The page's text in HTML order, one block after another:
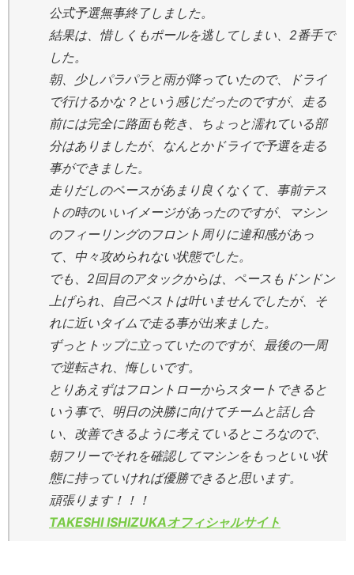
公式予選無事終了しました。
結果は、惜しくもポールを逃してしまい、2番手で
した。
朝、少しパラパラと雨が降っていたので、ドライ
で行けるかな？という感じだったのですが、走る
前には完全に路面も乾き、ちょっと濡れている部
分はありましたが、なんとかドライで予選を走る
事ができました。
走りだしのペースがあまり良くなくて、事前テス
トの時のいいイメージがあったのですが、マシン
のフィーリングのフロント周りに違和感があっ
て、中々攻められない状態でした。
でも、2回目のアタックからは、ペースもドンドン
上げられ、自己ベストは叶いませんでしたが、そ
れに近いタイムで走る事が出来ました。
ずっとトップに立っていたのですが、最後の一周
で逆転され、悔しいです。
とりあえずはフロントローからスタートできると
いう事で、明日の決勝に向けてチームと話し合
い、改善できるように考えているところなので、
朝フリーでそれを確認してマシンをもっといい状
態に持っていければ優勝できると思います。
頑張ります！！！
TAKESHI ISHIZUKAオフィシャルサイト